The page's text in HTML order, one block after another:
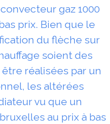
gaz 1000
prix. Bien que le
du flèche sur
soient des
réalisées par un
les altérées
vu que un
au prix à bas